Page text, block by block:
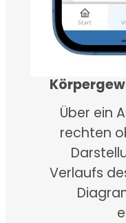
Über ein
rechten
Verlaufs